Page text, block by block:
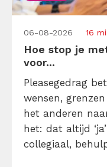
06-08-2026 16
Hoe stop je
voor...
Pleasegedrag
wensen,
het anderen
het: dat altijd
collegiaal,